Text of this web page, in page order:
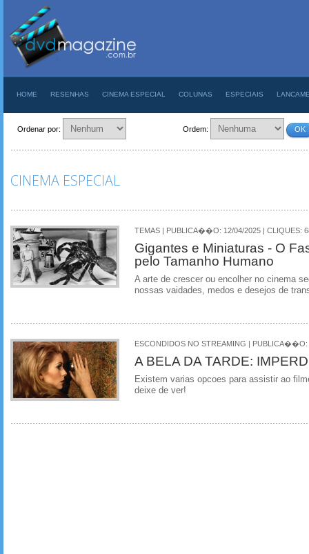
HOME RESENHAS CINEMA ESPECIAL COLUNAS ESPECIAIS
Ordenar por: Ordem: OK
CINEMA ESPECIAL
TEMAS | PUBLICA��O: 12/04/2025 | CLIQUES:
Gigantes e Miniaturas - O
pelo Tamanho Humano
A arte de crescer ou encolher no cinema
nossas vaidades, medos e desejos de
ESCONDIDOS NO STREAMING | PUBLICA��O:
A BELA DA TARDE:
Existem varias opcoes para assistir ao
deixe de ver!